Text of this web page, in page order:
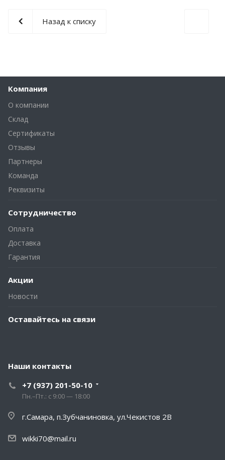
Назад к списку
Компания
О компании
Склад
Сертификаты
Отзывы
Партнеры
Команда
Реквизиты
Сотрудничество
Оплата
Доставка
Гарантия
Акции
Новости
Оставайтесь на связи
Наши контакты
+7 (937) 201-50-10
Пн.–Пт.: с 9:00 — 18:00
г.Самара, п.Зубчаниновка, ул.Чекистов 2В
wikki70@mail.ru